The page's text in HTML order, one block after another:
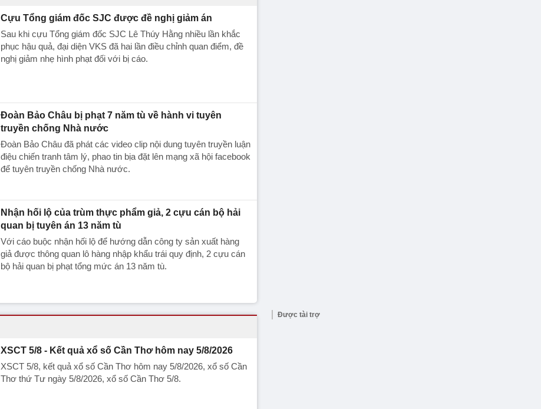
Cựu Tổng giám đốc SJC được đề nghị giảm án
Sau khi cựu Tổng giám đốc SJC Lê Thúy Hằng nhiều lần khắc
phục hậu quả, đại diện VKS đã hai lần điều chỉnh quan điểm, đề
nghị giảm nhẹ hình phạt đối với bị cáo.
Đoàn Bảo Châu bị phạt 7 năm tù về hành vi tuyên
truyền chống Nhà nước
Đoàn Bảo Châu đã phát các video clip nội dung tuyên truyền luận
điệu chiến tranh tâm lý, phao tin bịa đặt lên mạng xã hội facebook
để tuyên truyền chống Nhà nước.
Nhận hối lộ của trùm thực phẩm giả, 2 cựu cán bộ hải
quan bị tuyên án 13 năm tù
Với cáo buộc nhận hối lộ để hướng dẫn công ty sản xuất hàng
giả được thông quan lô hàng nhập khẩu trái quy định, 2 cựu cán
bộ hải quan bị phạt tổng mức án 13 năm tù.
XSCT 5/8 - Kết quả xổ số Cần Thơ hôm nay 5/8/2026
XSCT 5/8, kết quả xổ số Cần Thơ hôm nay 5/8/2026, xổ số Cần
Thơ thứ Tư ngày 5/8/2026, xổ số Cần Thơ 5/8.
Được tài trợ